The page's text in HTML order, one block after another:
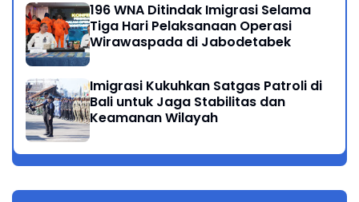
196 WNA Ditindak Imigrasi Selama
Tiga Hari Pelaksanaan Operasi
Wirawaspada di Jabodetabek
Imigrasi Kukuhkan Satgas Patroli di
Bali untuk Jaga Stabilitas dan
Keamanan Wilayah